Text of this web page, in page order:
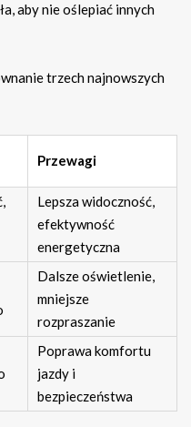
aby nie oślepiać innych
trzech najnowszych
Przewagi
Lepsza widoczność,
efektywność
energetyczna
Dalsze oświetlenie,
mniejsze
rozpraszanie
Poprawa komfortu
jazdy i
bezpieczeństwa